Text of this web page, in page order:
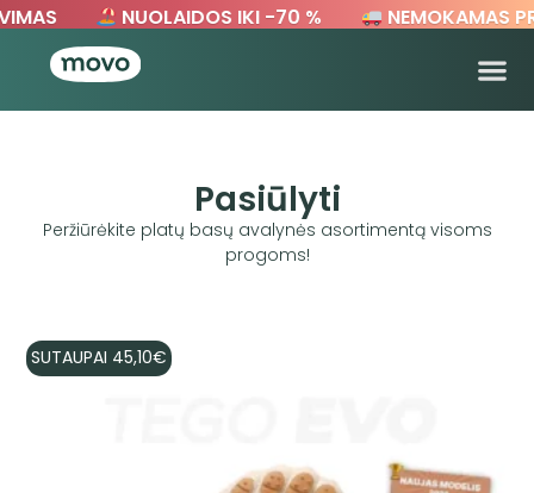
NUOLAIDOS IKI -70 % NEMOKAMAS
Pasiūlyti
Peržiūrėkite platų basų avalynės asortimentą visoms
progoms!
SUTAUPAI 45,10€